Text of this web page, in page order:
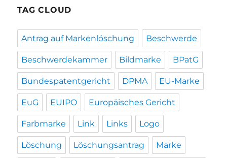
TAG CLOUD
Antrag auf Markenlöschung Beschwerde
Beschwerdekammer Bildmarke BPatG
Bundespatentgericht DPMA EU-Marke
EuG EUIPO Europäisches Gericht
Farbmarke Link Links Logo
Löschung Löschungsantrag Marke